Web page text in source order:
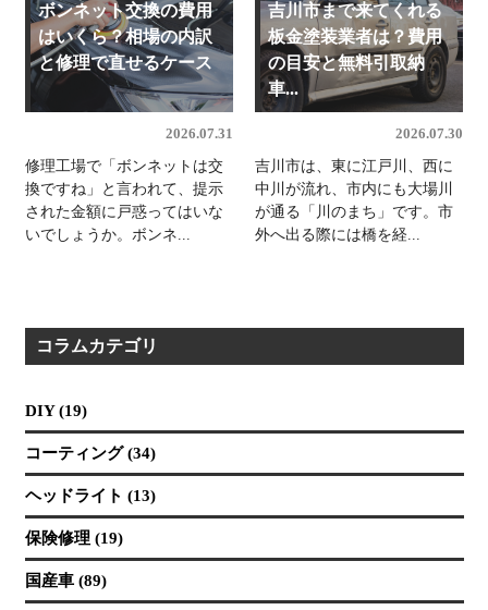
ボンネット交換の費用
はいくら？相場の内訳
と修理で直せるケース
2026.07.31
修理工場で「ボンネットは交
換ですね」と言われて、提示
された金額に戸惑ってはいな
いでしょうか。ボンネ...
吉川市まで来てくれる
板金塗装業者は？費用
の目安と無料引取納
車...
2026.07.30
吉川市は、東に江戸川、西に
中川が流れ、市内にも大場川
が通る「川のまち」です。市
外へ出る際には橋を経...
コラムカテゴリ
DIY (19)
コーティング (34)
ヘッドライト (13)
保険修理 (19)
国産車 (89)